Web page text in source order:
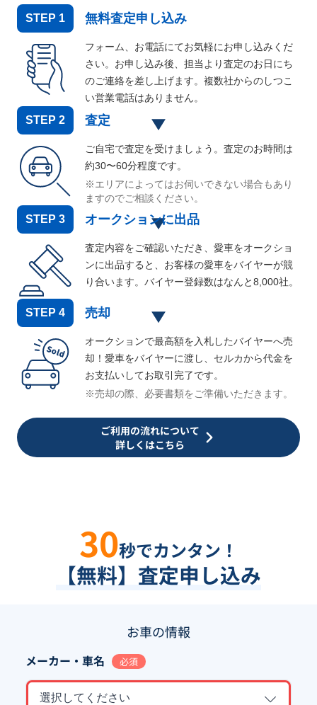
STEP 1 無料査定申し込み
フォーム、お電話にてお気軽にお申し込みくだ
さい。お申し込み後、担当より査定のお日にち
のご連絡を差し上げます。複数社からのしつこ
い営業電話はありません。
STEP 2 査定
ご自宅で査定を受けましょう。査定のお時間は
約30〜60分程度です。
※エリアによってはお伺いできない場合もあり
ますのでご相談ください。
STEP 3 オークションに出品
査定内容をご確認いただき、愛車をオークショ
ンに出品すると、お客様の愛車をバイヤーが競
り合います。バイヤー登録数はなんと8,000社。
STEP 4 売却
オークションで最高額を入札したバイヤーへ売
却！愛車をバイヤーに渡し、セルカから代金を
お支払いしてお取引完了です。
※売却の際、必要書類をご準備いただきます。
ご利用の流れについて
詳しくはこちら
30秒でカンタン！
【無料】査定申し込み
お車の情報
メーカー・車名 必須
選択してください